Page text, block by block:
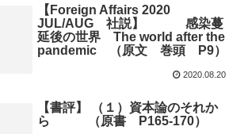
【Foreign Affairs 2020
JUL/AUG 社説】 感染蔓
延後の世界 The world after the
pandemic （原文 巻頭 P9）
2020.08.20
【書評】 （１）資本論のそれか
ら （原書 P165-170）